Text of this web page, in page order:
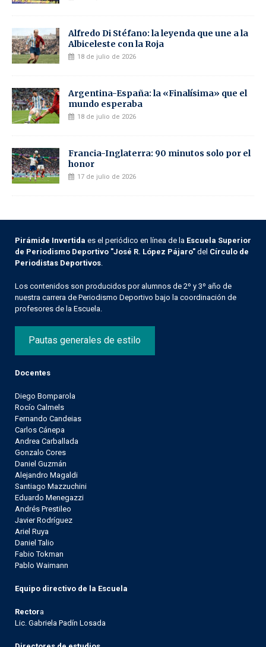
Alfredo Di Stéfano: la leyenda que une a la
Albiceleste con la Roja
18 de julio de 2026
Argentina-España: la «Finalísima» que el
mundo esperaba
18 de julio de 2026
Francia-Inglaterra: 90 minutos solo por el
honor
17 de julio de 2026
Pirámide Invertida es el periódico en línea de la Escuela Superior
de Periodismo Deportivo "José R. López Pájaro" del Círculo de
Periodistas Deportivos
Los contenidos son producidos por alumnos de 2º y 3º año de
nuestra carrera de Periodismo Deportivo bajo la coordinación de
profesores de la Escuela.
Pautas generales de estilo
Docentes
Diego Bomparola
Rocío Calmels
Fernando Candeias
Carlos Cánepa
Andrea Carballada
Gonzalo Cores
Daniel Guzmán
Alejandro Magaldi
Santiago Mazzuchini
Eduardo Menegazzi
Andrés Prestileo
Javier Rodríguez
Ariel Ruya
Daniel Talio
Fabio Tokman
Pablo Waimann
Equipo directivo de la Escuela
Rectora
Lic. Gabriela Padín Losada